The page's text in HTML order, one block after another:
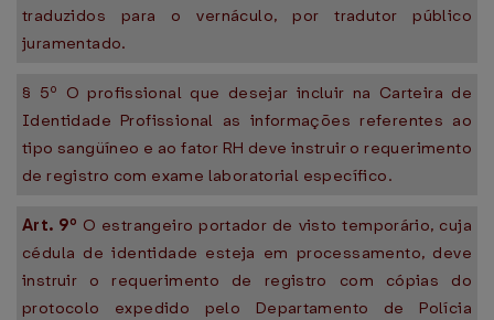
traduzidos para o vernáculo, por tradutor público
juramentado.
§ 5º O profissional que desejar incluir na Carteira de
Identidade Profissional as informações referentes ao
tipo sangüíneo e ao fator RH deve instruir o requerimento
de registro com exame laboratorial específico.
Art. 9º O estrangeiro portador de visto temporário, cuja
cédula de identidade esteja em processamento, deve
instruir o requerimento de registro com cópias do
protocolo expedido pelo Departamento de Polícia